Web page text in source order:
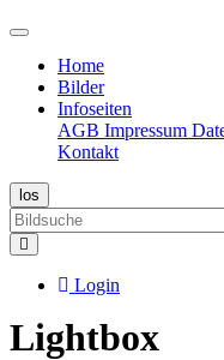
Home
Bilder
Infoseiten
AGB Impressum
Kontakt
Login
Lightbox